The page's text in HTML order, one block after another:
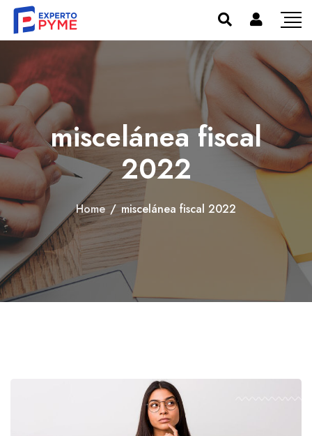
miscelánea fiscal
2022
Home / miscelánea fiscal 2022